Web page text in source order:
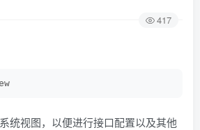
417
统视图，以便进行接口配置以及其他